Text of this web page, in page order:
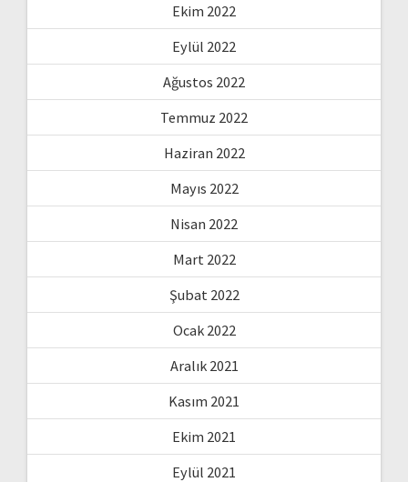
Ekim 2022
Eylül 2022
Ağustos 2022
Temmuz 2022
Haziran 2022
Mayıs 2022
Nisan 2022
Mart 2022
Şubat 2022
Ocak 2022
Aralık 2021
Kasım 2021
Ekim 2021
Eylül 2021